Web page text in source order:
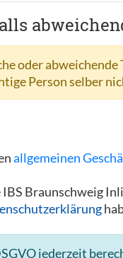
oder
Person selber
allgemeinen
IBS Braunschweig
jederzeit